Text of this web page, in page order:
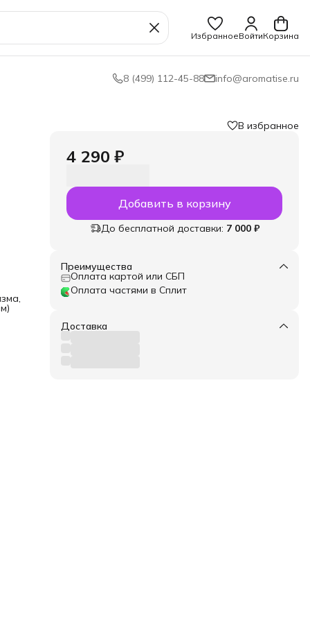
ИзбранноеВойтиКорзина
8 (499) 112-45-88 info@aromatise.ru
γ-
В избранное
4 290 ₽
Добавить в корзину
До бесплатной доставки: 7 000 ₽
Преимущества
Оплата картой или СБП
Оплата частями в Сплит
Доставка